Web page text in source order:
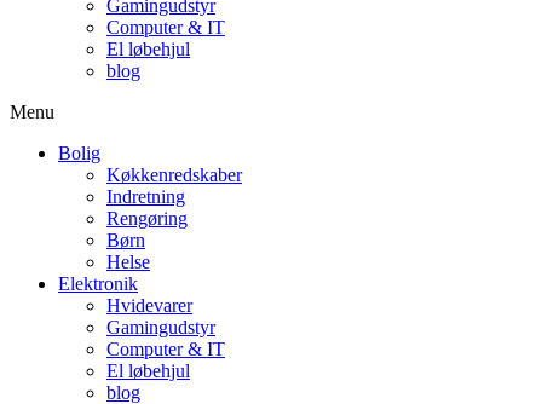
Gamingudstyr
Computer & IT
El løbehjul
blog
Menu
Bolig
Køkkenredskaber
Indretning
Rengøring
Børn
Helse
Elektronik
Hvidevarer
Gamingudstyr
Computer & IT
El løbehjul
blog